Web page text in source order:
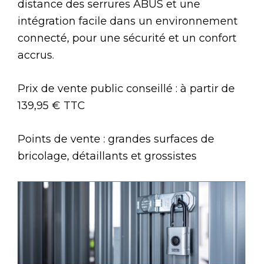
distance des serrures ABUS et une
intégration facile dans un environnement
connecté, pour une sécurité et un confort
accrus.
Prix de vente public conseillé : à partir de
139,95 € TTC
Points de vente : grandes surfaces de
bricolage, détaillants et grossistes